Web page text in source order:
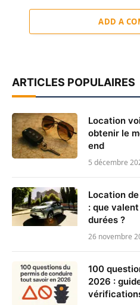
ADD A
ARTICLES POPULAIRES
Location
obtenir le
end
5 décembre
Location
: que
durées ?
26 novembre
100
2026 :